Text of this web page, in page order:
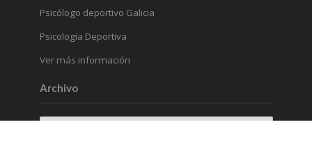
Psicólogo deportivo Galicia
Psicología Deportiva
Ver más información
Archivo
Archivo